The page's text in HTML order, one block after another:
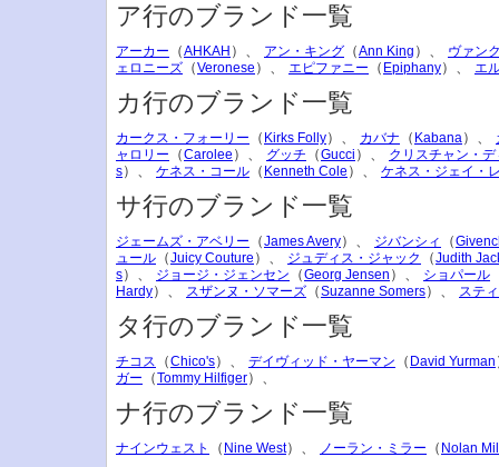
ア行のブランド一覧
アーカー （AHKAH ）、 アン・キング （Ann King ）、
ヴァン
ェロニーズ （Veronese ）、 エピファニー （ Epiphany）、 エ
カ行のブランド一覧
カークス・フォーリー （ Kirks Folly）、 カバナ （ Kabana）、
ャロリー
（Carolee ）、 グッチ （Gucci ）、
クリスチャン・
s）、 ケネス・コール （ Kenneth Cole ）、 ケネス・ジェイ・
サ行のブランド一覧
ジェームズ・アベリー （James Avery）、 ジバンシィ （
ュール （Juicy Couture ）、 ジュディス・ジャック （Judith
s）、 ジョージ・ジェンセン （Georg Jensen ）、 ショパール
Hardy）、 スザンヌ・ソマーズ （Suzanne Somers）、 ステ
タ行のブランド一覧
チコス （Chico's）、 デイヴィッド・ヤーマン （ David Yurman
ガー （Tommy Hilfiger）、
ナ行のブランド一覧
ナインウェスト （ Nine West）、 ノーラン・ミラー （ Nolan